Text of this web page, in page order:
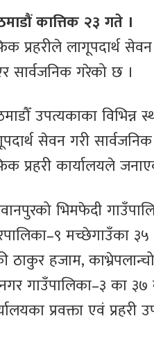
कात्तिक २३ गते ।
प्रहरीले लागूपदार्थ
सार्वजनिक गरेको छ ।
उपत्यकाका विभिन्न
सेवन गरी
प्रहरी कार्यालयले
भिमफेदी
मच्छेगाउँका ३५
ठाकुर हजाम,
गाउँपालिका–३ का ३७
प्रवक्ता एवं